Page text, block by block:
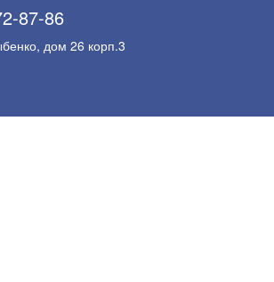
87-86
дом 26 корп.3